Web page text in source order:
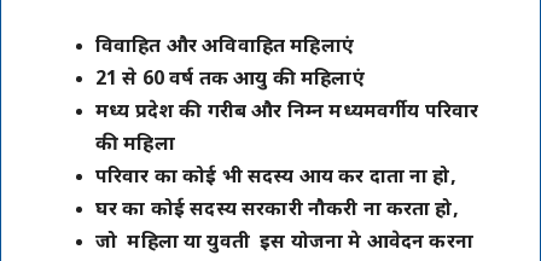
विवाहित और अविवाहित महिलाएं
21 से 60 वर्ष तक आयु की महिलाएं
मध्य प्रदेश की गरीब और निम्न मध्यमवर्गीय परिवार
की महिला
परिवार का कोई भी सदस्य आय कर दाता ना हो,
घर का कोई सदस्य सरकारी नौकरी ना करता हो,
जो महिला या युवती इस योजना मे आवेदन करना